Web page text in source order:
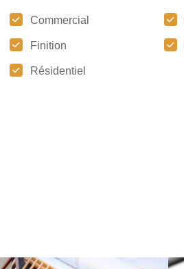
Commercial
Finition
Résidentiel